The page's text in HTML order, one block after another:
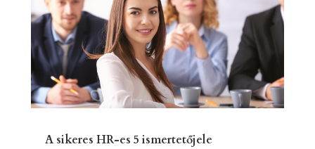
A sikeres HR-es 5 ismertetőjele